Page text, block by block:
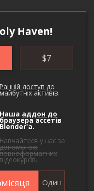
Haven!
$7
Ранній доступ до
майбутніх активів.
Наша аддон до
браузера ассетів
Blender'а.
Навчайтеся у насза
допомогою
повноформатних
відеокурсів.
Один